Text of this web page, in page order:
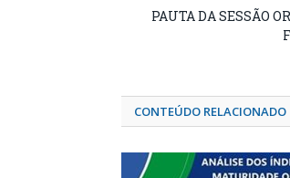
PAUTA DA SESSÃO
CONTEÚDO RELACIONADO